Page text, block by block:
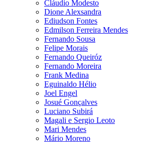
Cláudio Modesto
Dione Alexsandra
Ediudson Fontes
Edmilson Ferreira Mendes
Fernando Sousa
Felipe Morais
Fernando Queiróz
Fernando Moreira
Frank Medina
Eguinaldo Hélio
Joel Engel
Josué Gonçalves
Luciano Subirá
Magali e Sergio Leoto
Mari Mendes
Mário Moreno